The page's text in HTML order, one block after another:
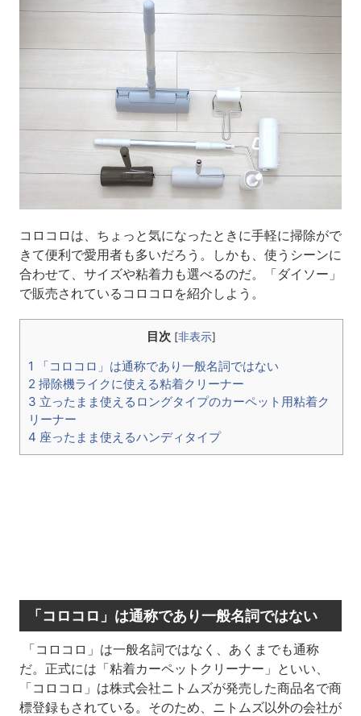
コロコロは、ちょっと気になったときに手軽に掃除がで
きて便利で愛用者も多いだろう。しかも、使うシーンに
合わせて、サイズや粘着力も選べるのだ。「ダイソー」
で販売されているコロコロを紹介しよう。
目次 [非表示]
1 「コロコロ」は通称であり一般名詞ではない
2 掃除機ライクに使える粘着クリーナー
3 立ったまま使えるロングタイプのカーペット用粘着ク
リーナー
4 座ったまま使えるハンディタイプ
「コロコロ」は通称であり一般名詞ではない
「コロコロ」は一般名詞ではなく、あくまでも通称
だ。正式には「粘着カーペットクリーナー」といい、
「コロコロ」は株式会社ニトムズが発売した商品名で商
標登録もされている。そのため、ニトムズ以外の会社が